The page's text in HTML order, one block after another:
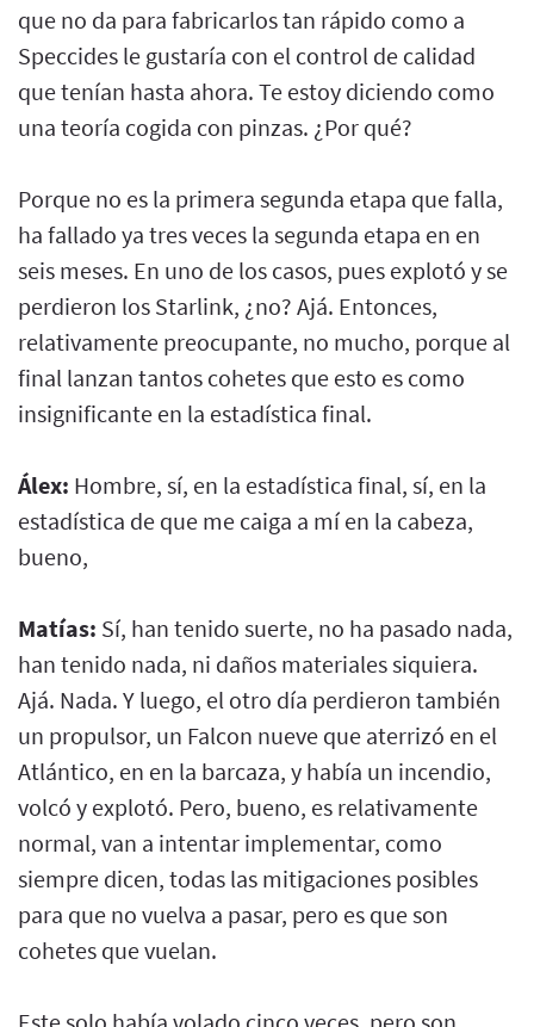
que no da para fabricarlos tan rápido como a
Speccides le gustaría con el control de calidad
que tenían hasta ahora. Te estoy diciendo como
una teoría cogida con pinzas. ¿Por qué?
Porque no es la primera segunda etapa que falla,
ha fallado ya tres veces la segunda etapa en en
seis meses. En uno de los casos, pues explotó y se
perdieron los Starlink, ¿no? Ajá. Entonces,
relativamente preocupante, no mucho, porque al
final lanzan tantos cohetes que esto es como
insignificante en la estadística final.
Álex: Hombre, sí, en la estadística final, sí, en la
estadística de que me caiga a mí en la cabeza,
bueno,
Matías: Sí, han tenido suerte, no ha pasado nada,
han tenido nada, ni daños materiales siquiera.
Ajá. Nada. Y luego, el otro día perdieron también
un propulsor, un Falcon nueve que aterrizó en el
Atlántico, en en la barcaza, y había un incendio,
volcó y explotó. Pero, bueno, es relativamente
normal, van a intentar implementar, como
siempre dicen, todas las mitigaciones posibles
para que no vuelva a pasar, pero es que son
cohetes que vuelan.